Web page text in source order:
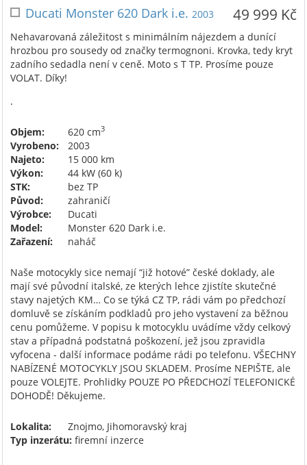
49 999 Kč
Ducati Monster 620 Dark i.e. 2003
Nehavarovaná záležitost s minimálním nájezdem a dunící
hrozbou pro sousedy od značky termognoni. Krovka, tedy kryt
zadního sedadla není v ceně. Moto s T TP. Prosíme pouze
VOLAT. Díky!
.
Objem: 620 cm3
Vyrobeno:
2003
Najeto:
15 000 km
Výkon:
44 kW (60 k)
STK:
bez TP
Původ:
zahraničí
Výrobce:
Ducati
Model:
Monster 620 Dark i.e.
Zařazení:
naháč
Naše motocykly sice nemají “již hotové” české doklady, ale
mají své původní italské, ze kterých lehce zjistíte skutečné
stavy najetých KM… Co se týká CZ TP, rádi vám po předchozí
domluvě se získáním podkladů pro jeho vystavení za běžnou
cenu pomůžeme. V popisu k motocyklu uvádíme vždy celkový
stav a případná podstatná poškození, jež jsou zpravidla
vyfocena - další informace podáme rádi po telefonu. VŠECHNY
NABÍZENÉ MOTOCYKLY JSOU SKLADEM. Prosíme NEPIŠTE, ale
pouze VOLEJTE. Prohlidky POUZE PO PŘEDCHOZÍ TELEFONICKÉ
DOHODĚ! Děkujeme.
Lokalita:
Znojmo, Jihomoravský kraj
Typ inzerátu: firemní inzerce